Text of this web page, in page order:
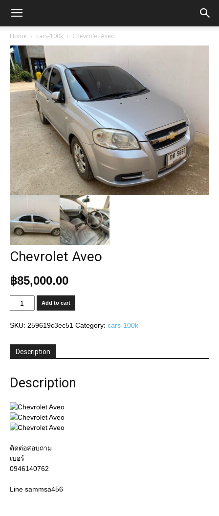
Home cars-100k Chevrolet Aveo
Chevrolet Aveo
฿85,000.00
Chevrolet
Aveo
Add to cart
SKU: 259619c3ec51 Category: cars-100k
Description
Description
ติดต่อสอบถาม
เบอร์
0946140762
Line sammsa456